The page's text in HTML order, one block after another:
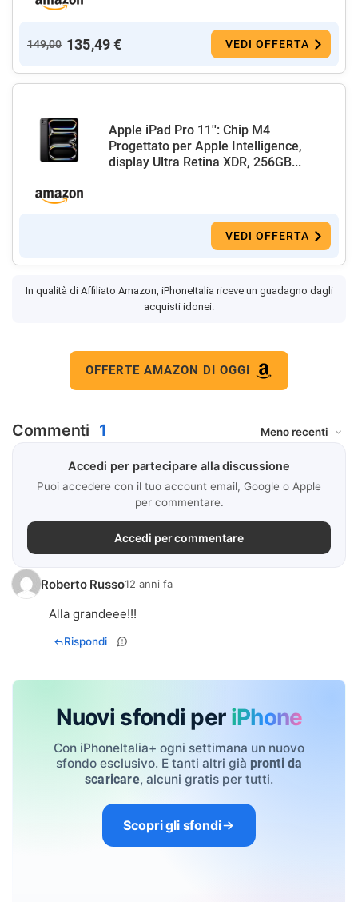
149,00 135,49 € VEDI OFFERTA
Apple iPad Pro 11'': Chip M4
Progettato per Apple Intelligence,
display Ultra Retina XDR, 256GB...
VEDI OFFERTA
In qualità di Affiliato Amazon, iPhoneItalia riceve un guadagno dagli
acquisti idonei.
OFFERTE AMAZON DI OGGI
Commenti 1
Accedi per partecipare alla discussione
Puoi accedere con il tuo account email, Google o Apple
per commentare.
Accedi per commentare
Roberto Russo12 anni fa
Alla grandeee!!!
Rispondi
Nuovi sfondi per iPhone
Con iPhoneItalia+ ogni settimana un nuovo
sfondo esclusivo. E tanti altri già pronti da
scaricare, alcuni gratis per tutti.
Scopri gli sfondi